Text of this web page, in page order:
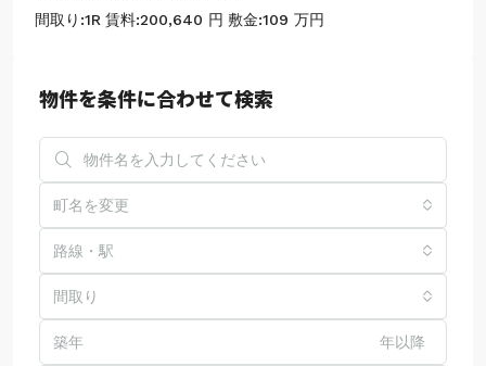
間取り:1R 賃料:200,640 円 敷金:109 万円
物件を条件に合わせて検索
町名を変更
路線・駅
間取り
年以降